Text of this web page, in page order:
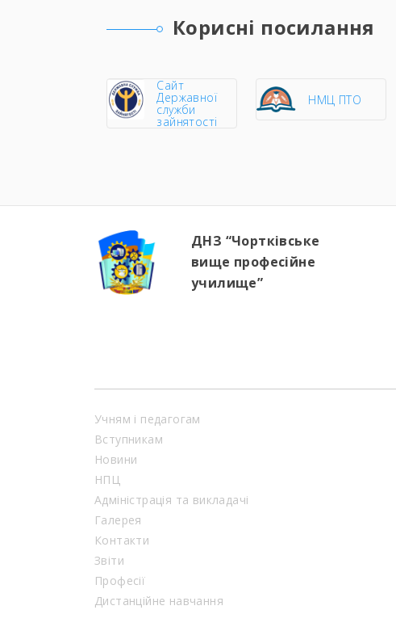
Корисні посилання
Сайт
Державної
служби
зайнятості
НМЦ ПТО
ДНЗ “Чортківське
вище професійне
училище”
Учням і педагогам
Вступникам
Новини
НПЦ
Адміністрація та викладачі
Галерея
Контакти
Звіти
Професії
Дистанційне навчання